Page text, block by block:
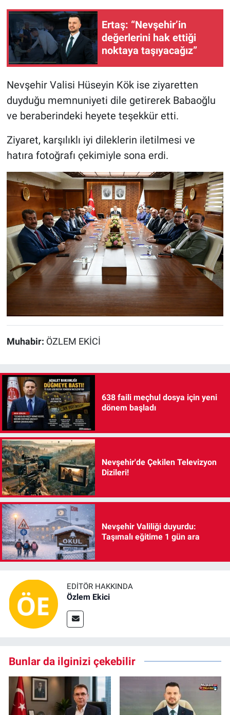
Ertaş: “Nevşehir’in
değerlerini hak ettiği
noktaya taşıyacağız”
Nevşehir Valisi Hüseyin Kök ise ziyaretten
duyduğu memnuniyeti dile getirerek Babaoğlu
ve beraberindeki heyete teşekkür etti.
Ziyaret, karşılıklı iyi dileklerin iletilmesi ve
hatıra fotoğrafı çekimiyle sona erdi.
Muhabir: ÖZLEM EKİCİ
638 faili meçhul dosya için yeni
dönem başladı
Nevşehir'de Çekilen Televizyon
Dizileri!
Nevşehir Valiliği duyurdu:
Taşımalı eğitime 1 gün ara
EDITÖR HAKKINDA
Özlem Ekici
Bunlar da ilginizi çekebilir